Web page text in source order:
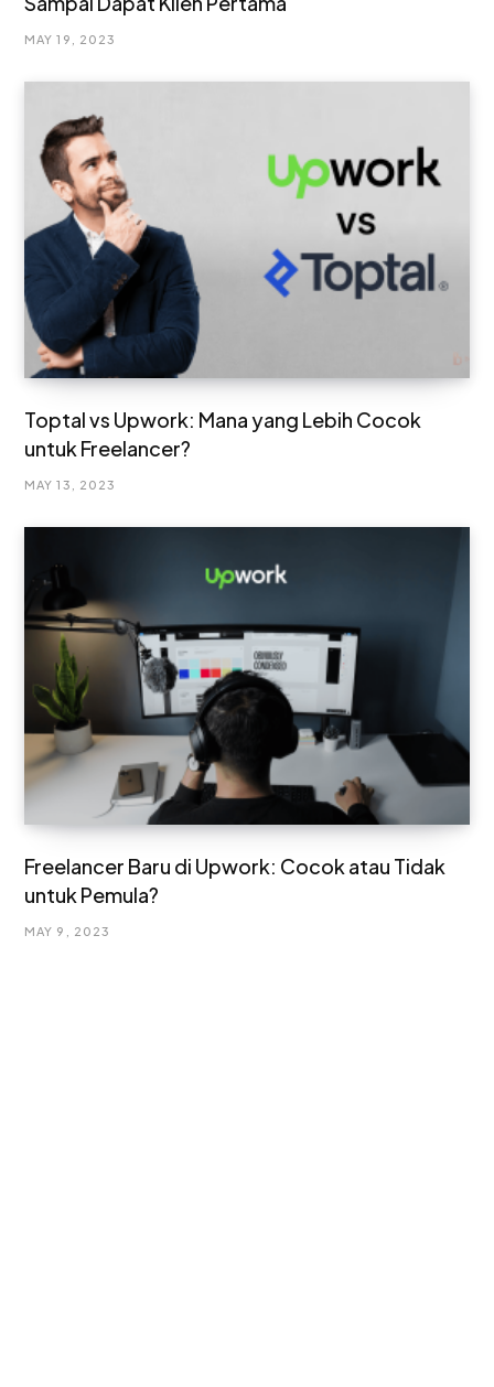
MAY 19, 2023
Toptal vs Upwork: Mana yang Lebih Cocok
untuk Freelancer?
MAY 13, 2023
Freelancer Baru di Upwork: Cocok atau Tidak
untuk Pemula?
MAY 9, 2023